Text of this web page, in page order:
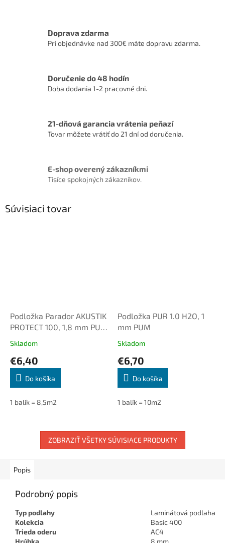
Doprava zdarma
Pri objednávke nad 300€ máte dopravu zdarma.
Doručenie do 48 hodín
Doba dodania 1-2 pracovné dni.
21-dňová garancia vrátenia peňazí
Tovar môžete vrátiť do 21 dní od doručenia.
E-shop overený zákazníkmi
Tisíce spokojných zákazníkov.
Súvisiaci tovar
Podložka Parador AKUSTIK
PROTECT 100, 1,8 mm PU s
Skladom
€6,40
Do košíka
1 balík = 8,5m2
Podložka PUR 1.0 H2O, 1
mm PUM
Skladom
€6,70
Do košíka
1 balík = 10m2
ZOBRAZIŤ VŠETKY SÚVISIACE PRODUKTY
Popis
Podrobný popis
Typ podlahy
Laminátová podlaha
Kolekcia
Basic 400
Trieda oderu
AC4
Hrúbka
8 mm